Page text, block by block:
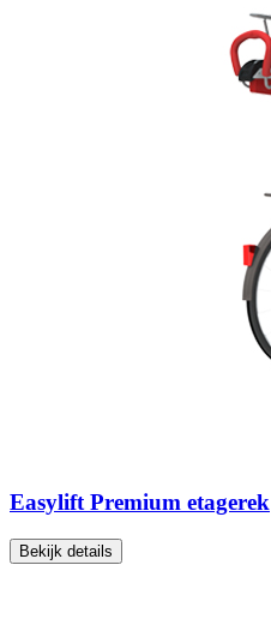
Easylift Premium etagerek
Bekijk details